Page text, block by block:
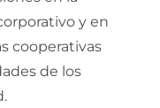
y en
cooperativas
de los